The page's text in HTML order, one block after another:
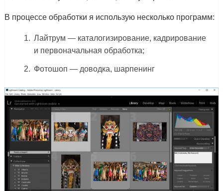
В процессе обработки я использую несколько программ:
Лайтрум — каталогизирование, кадрирование
и первоначальная обработка;
Фотошоп — доводка, шарпенинг